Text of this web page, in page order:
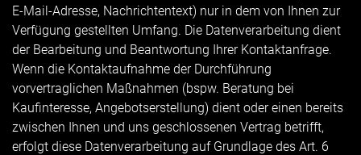
E-Mail-Adresse, Nachrichtentext) nur in dem von Ihnen zur
Verfügung gestellten Umfang. Die Datenverarbeitung dient
der Bearbeitung und Beantwortung Ihrer Kontaktanfrage.
Wenn die Kontaktaufnahme der Durchführung
vorvertraglichen Maßnahmen (bspw. Beratung bei
Kaufinteresse, Angebotserstellung) dient oder einen bereits
zwischen Ihnen und uns geschlossenen Vertrag betrifft,
erfolgt diese Datenverarbeitung auf Grundlage des Art. 6